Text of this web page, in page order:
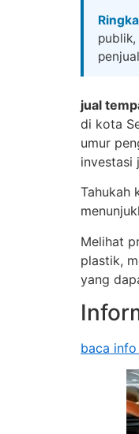
jual
di kota
umur
investasi
Tahukah
Melihat
plastik,
yang
baca